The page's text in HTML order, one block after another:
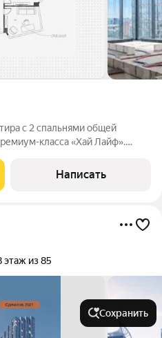
с 2 спальнями общей
класса «Хай Лайф».
организовать пространство
Написать
этаж из 85
Сохранить